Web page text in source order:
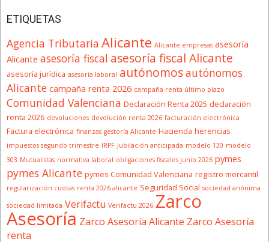
ETIQUETAS
Agencia Tributaria Alicante Alicante empresas asesoría
Alicante asesoría fiscal asesoría fiscal Alicante
asesoría jurídica asesoría laboral autónomosautónomos
Alicante campaña renta 2026 campaña renta último plazo
Comunidad Valenciana Declaración Renta 2025 declaración
renta 2026 devoluciones devolución renta 2026 facturación electrónica
Factura electrónica finanzas gestoría Alicante Hacienda herencias
impuestos segundo trimestre IRPF Jubilación anticipada modelo 130 modelo
303 Mutualistas normativa laboral obligaciones fiscales junio 2026 pymes
pymes Alicante pymes Comunidad Valenciana registro mercantil
regularización cuotas renta 2026 alicante Seguridad Social sociedad anónima
sociedad limitada Verifactu Verifactu 2026 Zarco
Asesoría Zarco Asesoría Alicante Zarco Asesoría
renta